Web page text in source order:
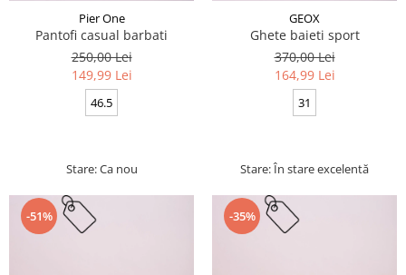
Pier One
Pantofi casual barbati
250,00 Lei
149,99 Lei
46.5
Stare: Ca nou
GEOX
Ghete baieti sport
370,00 Lei
164,99 Lei
31
Stare: În stare excelentă
-51% -35%